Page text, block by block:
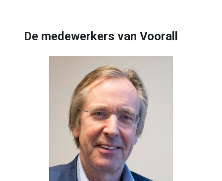
De medewerkers van Voorall